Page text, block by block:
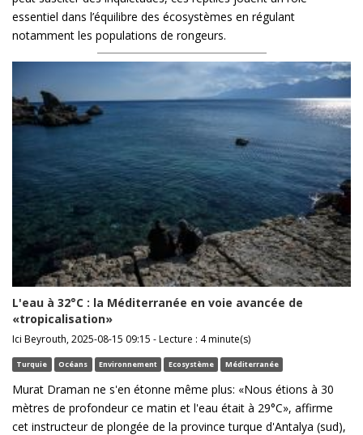
essentiel dans l’équilibre des écosystèmes en régulant
notamment les populations de rongeurs.
L'eau à 32°C : la Méditerranée en voie avancée de
«tropicalisation»
Ici Beyrouth, 2025-08-15 09:15 - Lecture : 4 minute(s)
Turquie Océans Environnement Ecosystème Méditerranée
Murat Draman ne s'en étonne même plus: «Nous étions à 30
mètres de profondeur ce matin et l'eau était à 29°C», affirme
cet instructeur de plongée de la province turque d'Antalya (sud),